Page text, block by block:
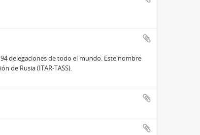
delegaciones de todo el mundo. Este nombre
de Rusia (ITAR-TASS).